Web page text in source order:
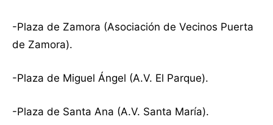
-Plaza de Zamora (Asociación de Vecinos Puerta
de Zamora).
-Plaza de Miguel Ángel (A.V. El Parque).
-Plaza de Santa Ana (A.V. Santa María).